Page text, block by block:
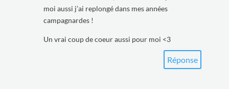
moi aussi j’ai replongé dans mes années
campagnardes !
Un vrai coup de coeur aussi pour moi <3
Réponse